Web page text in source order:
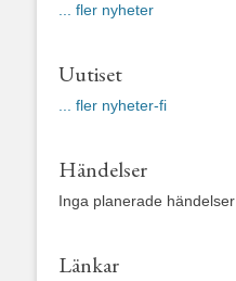
... fler nyheter
Uutiset
... fler nyheter-fi
Händelser
Inga planerade händelser
Länkar